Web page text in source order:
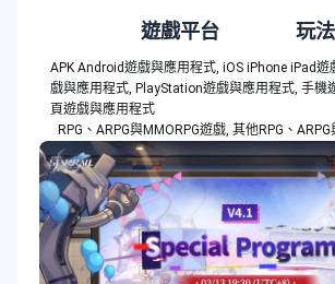
遊戲平台 玩
APK Android遊戲與應用程式,iOS iPhone iPad遊
戲與應用程式, PlayStation遊戲與應用程式,手機
頁遊戲與應用程式
RPG、ARPG與MMORPG遊戲, 其他RPG、